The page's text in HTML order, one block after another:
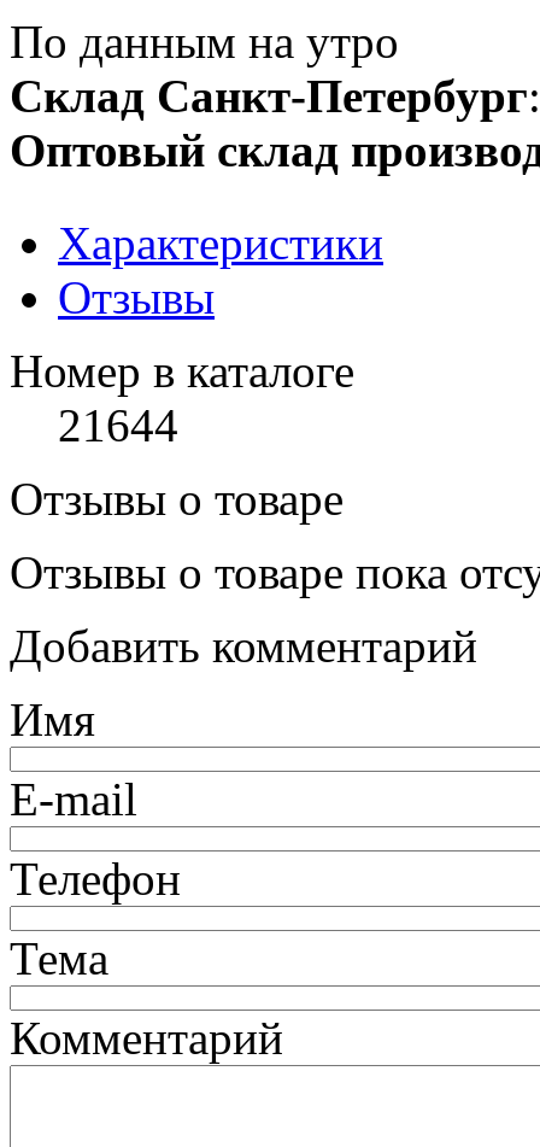
По данным на утро
Склад Санкт-Петербург
Оптовый склад
Характеристики
Отзывы
Номер в каталоге
21644
Отзывы о товаре
Отзывы о товаре пока
Добавить комментарий
Имя
E-mail
Телефон
Тема
Комментарий